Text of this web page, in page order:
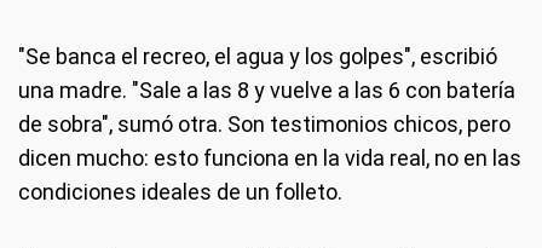
"Se banca el recreo, el agua y los golpes", escribió
una madre. "Sale a las 8 y vuelve a las 6 con batería
de sobra", sumó otra. Son testimonios chicos, pero
dicen mucho: esto funciona en la vida real, no en las
condiciones ideales de un folleto.